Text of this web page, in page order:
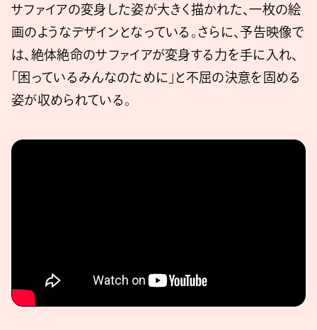
サファイアの変身した姿が大きく描かれた、一枚の絵
画のようなデザインとなっている。さらに、予告映像で
は、絶体絶命のサファイアが変身する力を手に入れ、
「困っているみんなのために」と不屈の決意を固める
姿が収められている。